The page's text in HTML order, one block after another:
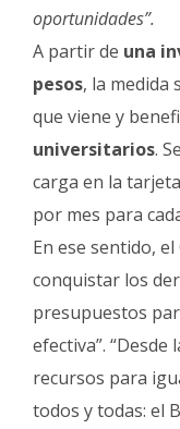
oportunidades”.
A partir de una
pesos, la medida
que viene y
universitarios.
carga en la
por mes para
En ese sentido,
conquistar los
presupuestos
efectiva”.
recursos para
todos y todas: el